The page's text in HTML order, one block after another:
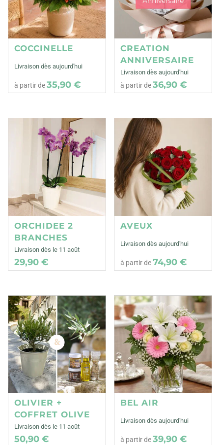
COCCINELLE
Livraison dès aujourd'hui
à partir de35,90 €
CREATION
ANNIVERSAIRE
Livraison dès aujourd'hui
à partir de36,90 €
ORCHIDEE 2
BRANCHES
Livraison dès le 11 août
29,90 €
AVEUX
Livraison dès aujourd'hui
à partir de74,90 €
OLIVIER +
COFFRET OLIVE
Livraison dès le 11 août
50,90 €
BEL AIR
Livraison dès aujourd'hui
à partir de39,90 €